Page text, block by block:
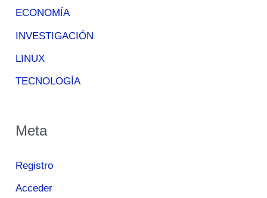
ECONOMÍA
INVESTIGACIÓN
LINUX
TECNOLOGÍA
Meta
Registro
Acceder